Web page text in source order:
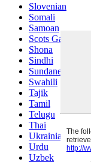
Slovenian
Somali
Samoan
Scots Gaelic
Shona
Sindhi
Sundanese
Swahili
Tajik
Tamil
Telugu
Thai
Ukrainian
Urdu
Uzbek